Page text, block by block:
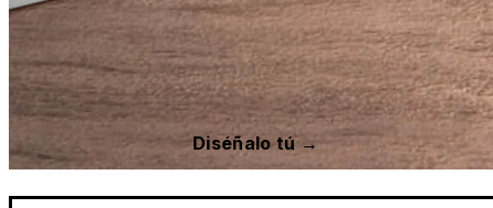
Diséñalo tú →